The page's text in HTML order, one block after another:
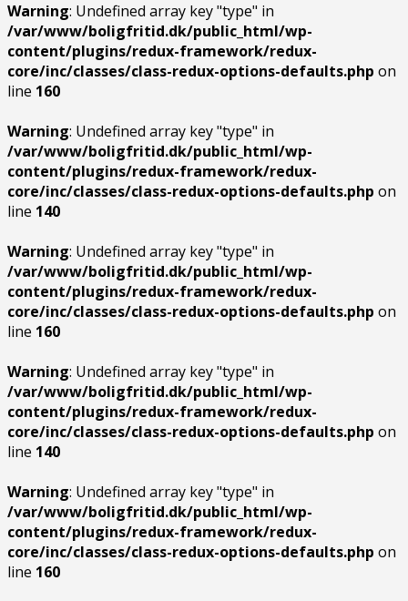
Warning: Undefined array key "type" in
/var/www/boligfritid.dk/public_html/wp-
content/plugins/redux-framework/redux-
core/inc/classes/class-redux-options-defaults.php on
line 160
Warning: Undefined array key "type" in
/var/www/boligfritid.dk/public_html/wp-
content/plugins/redux-framework/redux-
core/inc/classes/class-redux-options-defaults.php on
line 140
Warning: Undefined array key "type" in
/var/www/boligfritid.dk/public_html/wp-
content/plugins/redux-framework/redux-
core/inc/classes/class-redux-options-defaults.php on
line 160
Warning: Undefined array key "type" in
/var/www/boligfritid.dk/public_html/wp-
content/plugins/redux-framework/redux-
core/inc/classes/class-redux-options-defaults.php on
line 140
Warning: Undefined array key "type" in
/var/www/boligfritid.dk/public_html/wp-
content/plugins/redux-framework/redux-
core/inc/classes/class-redux-options-defaults.php on
line 160